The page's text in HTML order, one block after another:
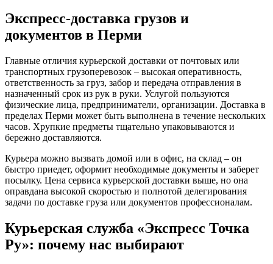
Экспресс-доставка грузов и
документов в Перми
Главные отличия курьерской доставки от почтовых или
транспортных грузоперевозок – высокая оперативность,
ответственность за груз, забор и передача отправления в
назначенный срок из рук в руки. Услугой пользуются
физические лица, предприниматели, организации. Доставка в
пределах Перми может быть выполнена в течение нескольких
часов. Хрупкие предметы тщательно упаковываются и
бережно доставляются.
Курьера можно вызвать домой или в офис, на склад – он
быстро приедет, оформит необходимые документы и заберет
посылку. Цена сервиса курьерской доставки выше, но она
оправдана высокой скоростью и полнотой делегирования
задачи по доставке груза или документов профессионалам.
Курьерская служба «Экспресс Точка
Ру»: почему нас выбирают